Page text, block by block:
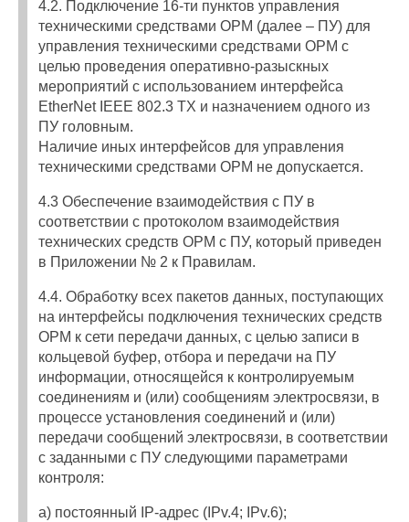
4.2. Подключение 16-ти пунктов управления
техническими средствами ОРМ (далее – ПУ) для
управления техническими средствами ОРМ с
целью проведения оперативно-разыскных
мероприятий с использованием интерфейса
EtherNet IEEE 802.3 TX и назначением одного из
ПУ головным.
Наличие иных интерфейсов для управления
техническими средствами ОРМ не допускается.
4.3 Обеспечение взаимодействия с ПУ в
соответствии с протоколом взаимодействия
технических средств ОРМ с ПУ, который приведен
в Приложении № 2 к Правилам.
4.4. Обработку всех пакетов данных, поступающих
на интерфейсы подключения технических средств
ОРМ к сети передачи данных, с целью записи в
кольцевой буфер, отбора и передачи на ПУ
информации, относящейся к контролируемым
соединениям и (или) сообщениям электросвязи, в
процессе установления соединений и (или)
передачи сообщений электросвязи, в соответствии
с заданными с ПУ следующими параметрами
контроля:
а) постоянный IP-адрес (IPv.4; IPv.6);